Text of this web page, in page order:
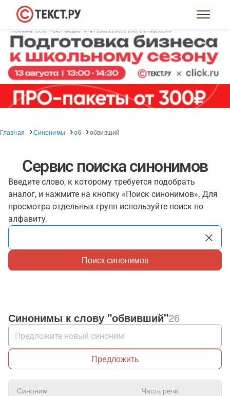
Главная Синонимы об обвивший
Сервис поиска синонимов
Введите слово, к которому требуется подобрать
аналог, и нажмите на кнопку «Поиск синонимов». Для
просмотра отдельных групп используйте поиск по
алфавиту.
Поиск синонимов
Синонимы к слову "обвивший"26
Предложить
Синоним Часть речи